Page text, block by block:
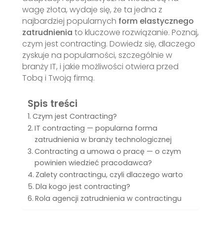
wagę złota, wydaje się, że ta jedna z
najbardziej popularnych form elastycznego
zatrudnienia to kluczowe rozwiązanie. Poznaj,
czym jest contracting. Dowiedz się, dlaczego
zyskuje na popularności, szczególnie w
branży IT, i jakie możliwości otwiera przed
Tobą i Twoją firmą.
Spis treści
Czym jest Contracting?
IT contracting — popularna forma
zatrudnienia w branży technologicznej
Contracting a umowa o pracę — o czym
powinien wiedzieć pracodawca?
Zalety contractingu, czyli dlaczego warto
Dla kogo jest contracting?
Rola agencji zatrudnienia w contractingu